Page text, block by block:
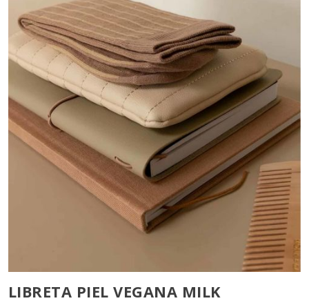
LIBRETA PIEL VEGANA MILK